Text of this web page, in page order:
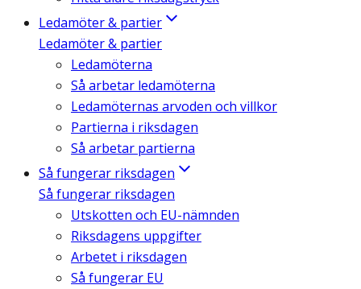
Ledamöter & partier
Ledamöter & partier
Ledamöterna
Så arbetar ledamöterna
Ledamöternas arvoden och villkor
Partierna i riksdagen
Så arbetar partierna
Så fungerar riksdagen
Så fungerar riksdagen
Utskotten och EU-nämnden
Riksdagens uppgifter
Arbetet i riksdagen
Så fungerar EU